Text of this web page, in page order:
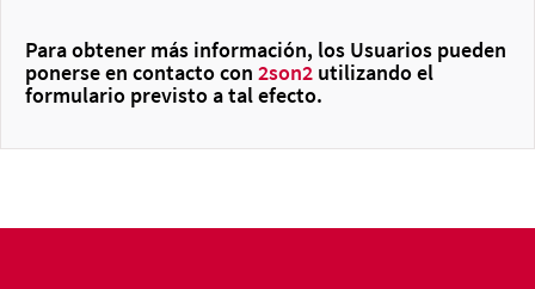
Para obtener más información, los Usuarios pueden
ponerse en contacto con 2son2 utilizando el
formulario previsto a tal efecto.